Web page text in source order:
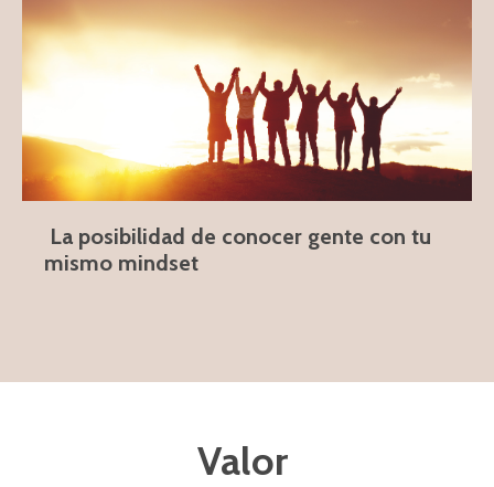
La posibilidad de conocer gente con tu
mismo mindset
Valor